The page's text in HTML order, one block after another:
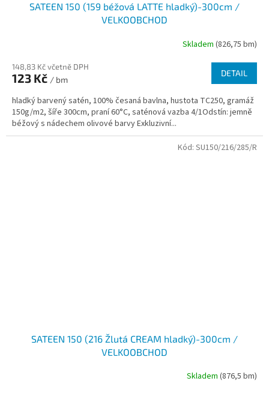
SATEEN 150 (159 béžová LATTE hladký)-300cm /
VELKOOBCHOD
Skladem (826,75 bm)
148,83 Kč včetně DPH
123 Kč / bm
DETAIL
hladký barvený satén, 100% česaná bavlna, hustota TC250, gramáž
150g/m2, šíře 300cm, praní 60°C, saténová vazba 4/1Odstín: jemně
béžový s nádechem olivové barvy Exkluzivní...
SATEEN 150 (216 Žlutá CREAM hladký)-300cm /
VELKOOBCHOD
Skladem (876,5 bm)
Kód: SU150/216/285/R